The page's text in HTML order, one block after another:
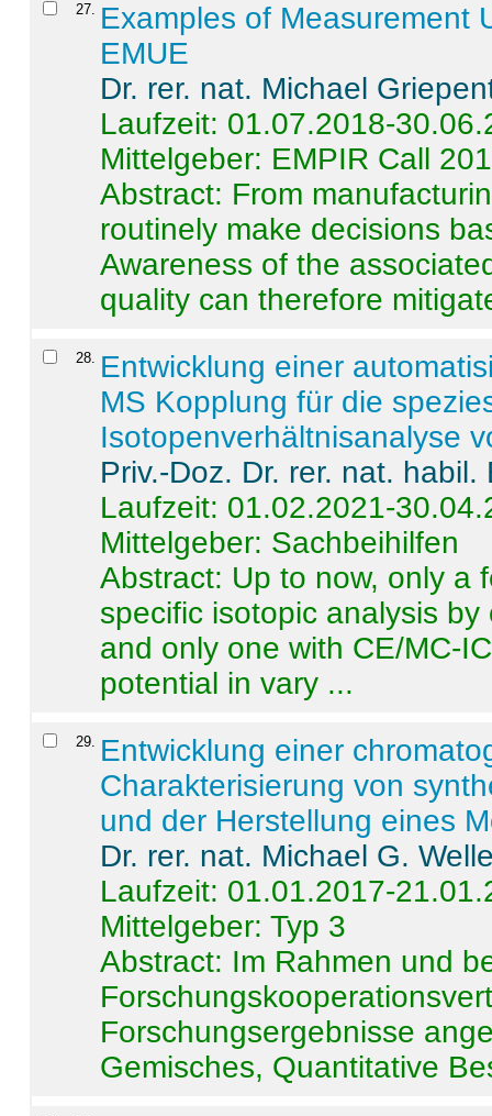
27. Examples of Measurement
EMUE
Dr. rer. nat. Michael
Laufzeit: 01.07.2018-
Mittelgeber: EMPIR Call
Abstract: From
routinely make decisions
Awareness of the
quality can therefore
28. Entwicklung einer
MS Kopplung für die
Isotopenverhältnisanalyse
Priv.-Doz. Dr. rer. nat.
Laufzeit: 01.02.2021-
Mittelgeber: Sachbeihilfen
Abstract: Up to now, only a
specific isotopic analysis
and only one with CE/MC-
potential in vary ...
29. Entwicklung einer
Charakterisierung von
und der Herstellung eines
Dr. rer. nat. Michael G.
Laufzeit: 01.01.2017-
Mittelgeber: Typ 3
Abstract: Im Rahmen und
Forschungsergebnisse
Gemisches, Quantitative